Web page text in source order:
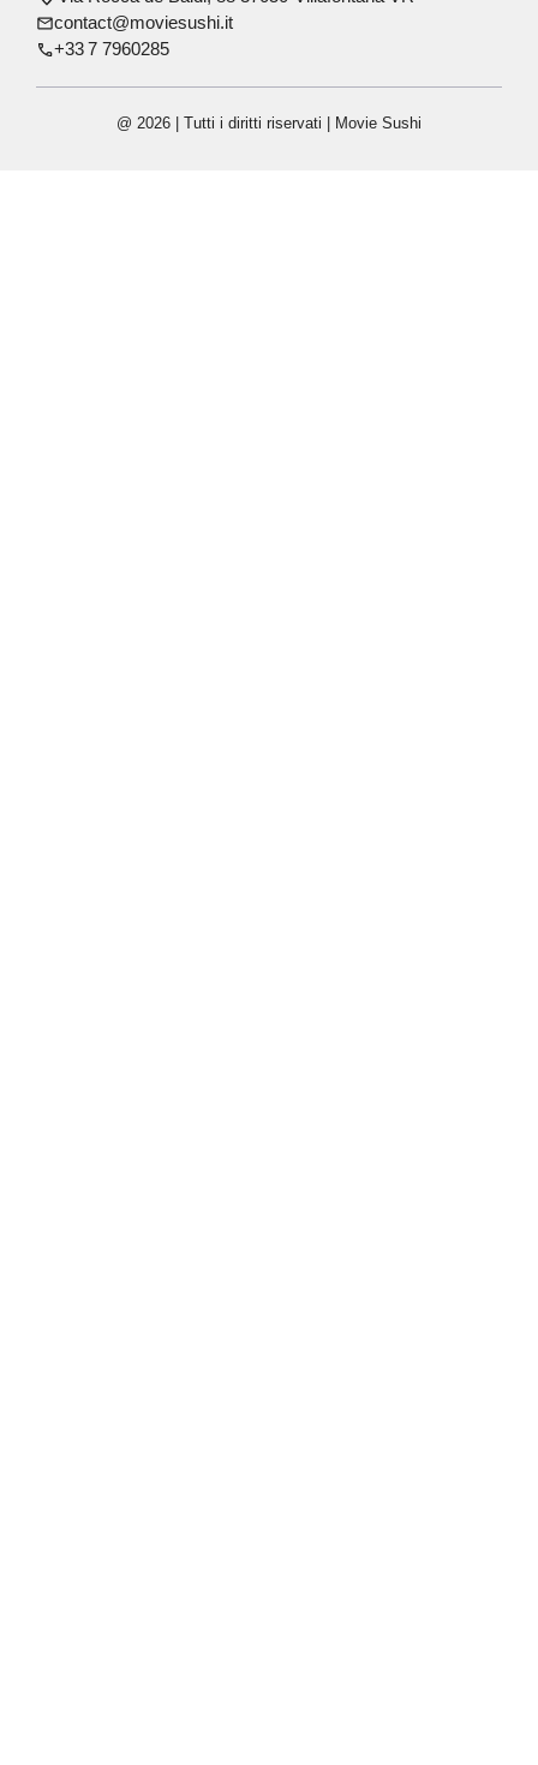
contact@moviesushi.it
+33 7 7960285
@ 2026 | Tutti i diritti riservati | Movie Sushi